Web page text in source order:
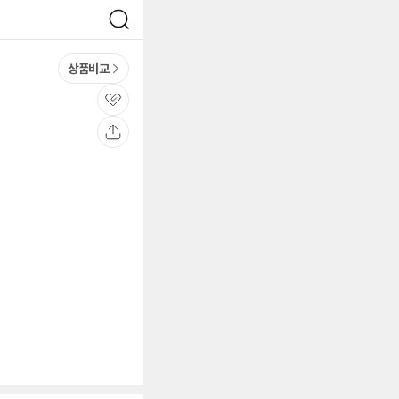
검
색
상품비교
관
심